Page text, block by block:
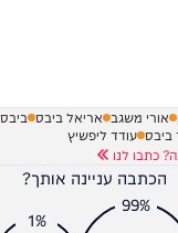
אורי משגב אריאל ביבס ביבס
ביבס עודד ליפשיץ
כתבו לנו
הכתבה עניינה אותך?
99%
1%